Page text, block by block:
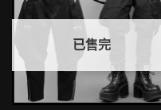
已售完